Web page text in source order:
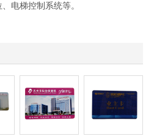
电梯控制系统等。